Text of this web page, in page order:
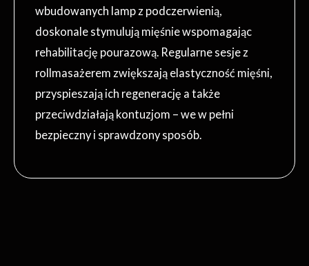
wbudowanych lamp z podczerwienią,
doskonale stymulują mięśnie wspomagając
rehabilitację pourazową. Regularne sesje z
rollmasażerem zwiększają elastyczność mięśni,
przyspieszają ich regenerację a także
przeciwdziałają kontuzjom – we w pełni
bezpieczny i sprawdzony sposób.